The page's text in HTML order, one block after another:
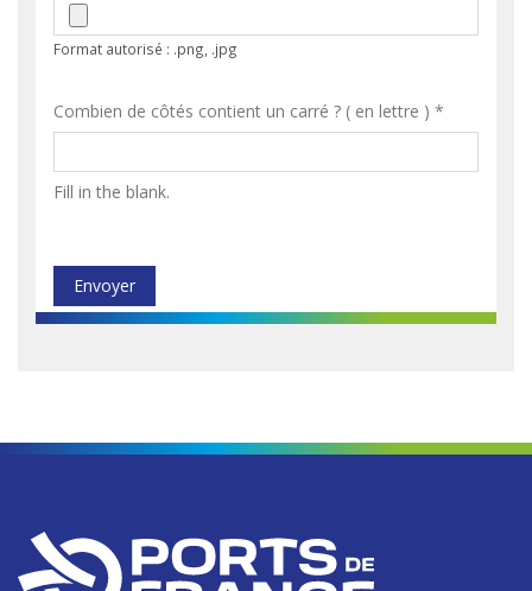
Format autorisé : .png, .jpg
Combien de côtés contient un carré ? ( en lettre ) *
Fill in the blank.
Envoyer